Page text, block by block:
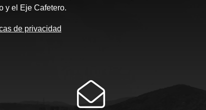
y el Eje Cafetero.
de privacidad